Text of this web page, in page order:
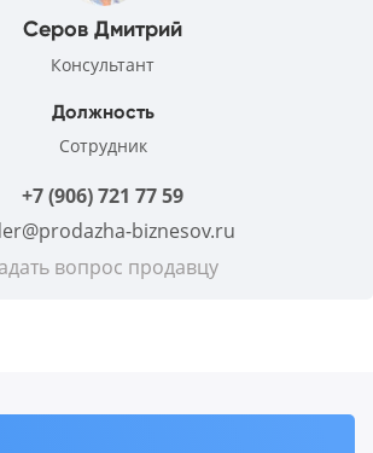
Серов Дмитрий
Консультант
Должность
Сотрудник
+7 (906) 721 77 59
biznesov.ru
вопрос продавцу